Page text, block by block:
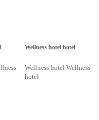
Wellness hotel hotel
Wellness hotel Wellness
hotel